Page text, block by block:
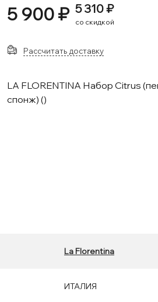
5 900 ₽ 5 310 ₽
со скидкой
Рассчитать доставку
LA FLORENTINA Набор Citrus
спонж) ()
La Florentina
ИТАЛИЯ